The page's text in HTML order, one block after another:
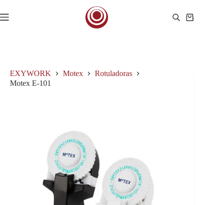
al
contenido
Carro
EXYWORK Motex
Rotuladoras
Motex E-101